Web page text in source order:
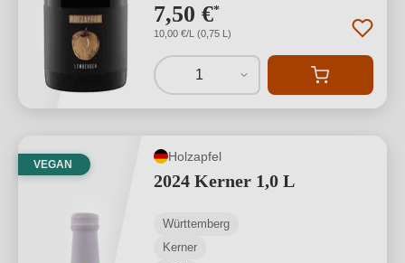
7,50 €*
10,00 €/L (0,75 L)
1
VEGAN
Holzapfel
2024 Kerner 1,0 L
Württemberg
Kerner